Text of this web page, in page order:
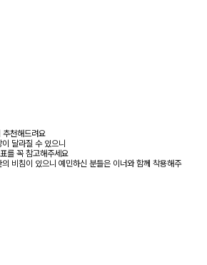
천해드려요
달라질 수 있으니
를 꼭 참고해주세요
비침이 있으니 예민하신 분들은 이너와 함께 착용해주